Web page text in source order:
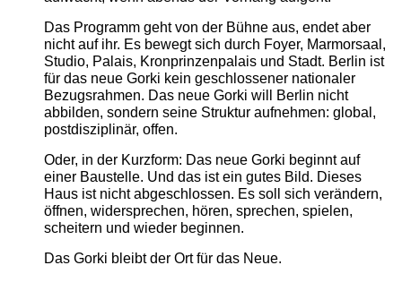
Das Programm geht von der Bühne aus, endet aber
nicht auf ihr. Es bewegt sich durch Foyer, Marmorsaal,
Studio, Palais, Kronprinzenpalais und Stadt. Berlin ist
für das neue Gorki kein geschlossener nationaler
Bezugsrahmen. Das neue Gorki will Berlin nicht
abbilden, sondern seine Struktur aufnehmen: global,
postdisziplinär, offen.
Oder, in der Kurzform: Das neue Gorki beginnt auf
einer Baustelle. Und das ist ein gutes Bild. Dieses
Haus ist nicht abgeschlossen. Es soll sich verändern,
öffnen, widersprechen, hören, sprechen, spielen,
scheitern und wieder beginnen.
Das Gorki bleibt der Ort für das Neue.